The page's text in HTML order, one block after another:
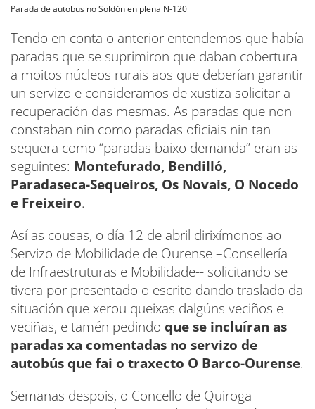
Parada de autobus no Soldón en plena N-120
Tendo en conta o anterior entendemos que había
paradas que se suprimiron que daban cobertura
a moitos núcleos rurais aos que deberían garantir
un servizo e consideramos de xustiza solicitar a
recuperación das mesmas. As paradas que non
constaban nin como paradas oficiais nin tan
sequera como “paradas baixo demanda” eran as
seguintes: Montefurado, Bendilló,
Paradaseca-Sequeiros, Os Novais, O Nocedo
e Freixeiro.
Así as cousas, o día 12 de abril dirixímonos ao
Servizo de Mobilidade de Ourense –Consellería
de Infraestruturas e Mobilidade-- solicitando se
tivera por presentado o escrito dando traslado da
situación que xerou queixas dalgúns veciños e
veciñas, e tamén pedindo que se incluíran as
paradas xa comentadas no servizo de
autobús que fai o traxecto O Barco-Ourense.
Semanas despois, o Concello de Quiroga